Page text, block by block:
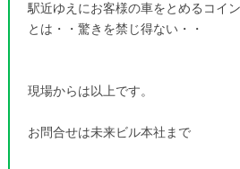
駅近ゆえにお客様の車をとめるコイ
とは・・驚きを禁じ得ない・・
現場からは以上です。
お問合せは未来ビル本社まで